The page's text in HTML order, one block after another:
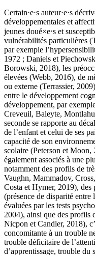
Certain⋅e⋅s auteur⋅e⋅s
développementales et
jeunes doué×e⋅s et
vulnérabilités particulières
par exemple
1972 ; Daniels et
Borowski, 2018), les
élevées (Webb, 2016), de
ou externe (Terrassier,
entre le développement
développement, par
Creveuil, Baleyte,
seconde se rapporte au
de l’enfant et celui de ses
capacité de son
scolaire (Peterson et
également associés à une
notamment des profils de
Vaughn, Mammadov,
Costa et Hymer, 2019), des
(présence de disparité
évaluées par les tests
2004), ainsi que des profils
Nicpon et Candler, 2018),
concomitante à un trouble
trouble déficitaire de
d’apprentissage, trouble du